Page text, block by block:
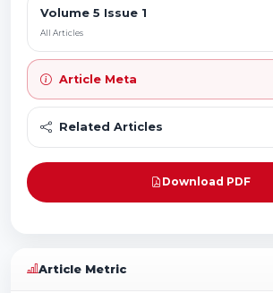
Volume 5 Issue 1
All Articles
Article Meta
Related Articles
Download PDF
Article Metric